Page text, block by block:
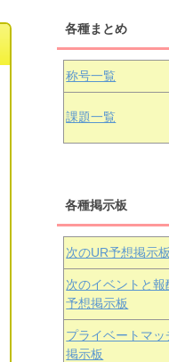
津島善子
黒澤ダイヤ
中須かすみ
各種まとめ
称号一覧
課題一覧
各種掲示板
次のUR予想掲示板
次のイベントと報
予想掲示板
プライベートマッ
掲示板